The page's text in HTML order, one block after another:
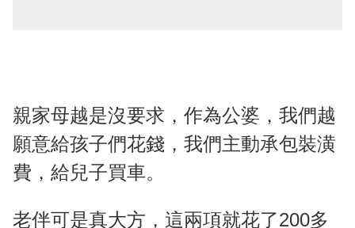
親家母越是沒要求，作為公婆，我們越
願意給孩子們花錢，我們主動承包裝潢
費，給兒子買車。
老伴可是真大方，這兩項就花了200多